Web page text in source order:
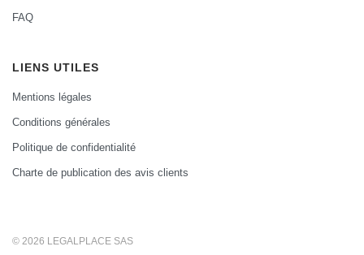
FAQ
LIENS UTILES
Mentions légales
Conditions générales
Politique de confidentialité
Charte de publication des avis clients
© 2026 LEGALPLACE SAS